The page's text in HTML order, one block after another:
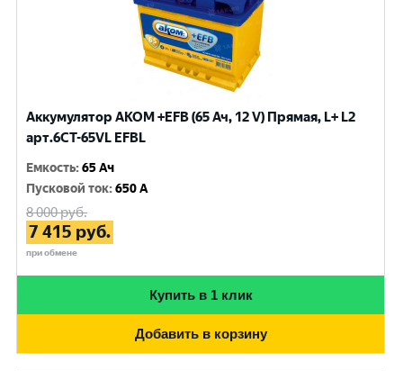
Аккумулятор AKOM +EFB (65 Ач, 12 V) Прямая, L+ L2
арт.6СТ-65VL EFBL
Емкость:65 Ач
Пусковой ток:650 A
8 000руб.
7 415 руб.
при обмене
Купить в 1 клик
Добавить в корзину